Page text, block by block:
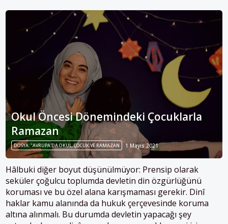
Okul Öncesi Dönemindeki Çocuklarla
Ramazan
DOSYA: "AVRUPA'DA OKUL, ÇOCUK VE RAMAZAN 1 Mayıs 2021
Hâlbuki diğer boyut düşünülmüyor: Prensip olarak
seküler çoğulcu toplumda devletin din özgürlüğünü
koruması ve bu özel alana karışmaması gerekir. Dinî
haklar kamu alanında da hukuk çerçevesinde koruma
altına alınmalı. Bu durumda devletin yapacağı şey